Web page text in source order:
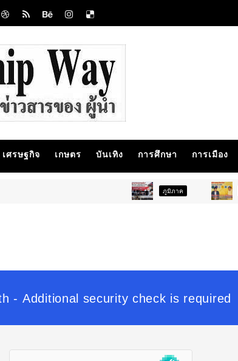
เศรษฐกิจ เกษตร บันเทิง การศึกษา การเมือง
ภูมิภาค